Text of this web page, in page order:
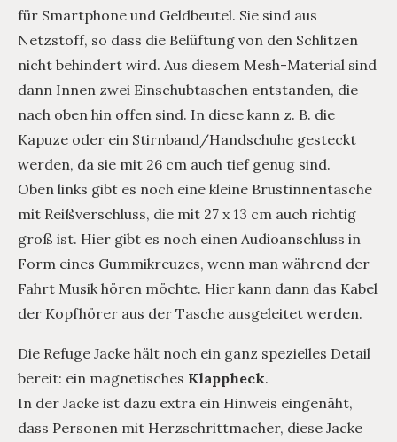
für Smartphone und Geldbeutel. Sie sind aus
Netzstoff, so dass die Belüftung von den Schlitzen
nicht behindert wird. Aus diesem Mesh-Material sind
dann Innen zwei Einschubtaschen entstanden, die
nach oben hin offen sind. In diese kann z. B. die
Kapuze oder ein Stirnband/Handschuhe gesteckt
werden, da sie mit 26 cm auch tief genug sind.
Oben links gibt es noch eine kleine Brustinnentasche
mit Reißverschluss, die mit 27 x 13 cm auch richtig
groß ist. Hier gibt es noch einen Audioanschluss in
Form eines Gummikreuzes, wenn man während der
Fahrt Musik hören möchte. Hier kann dann das Kabel
der Kopfhörer aus der Tasche ausgeleitet werden.
Die Refuge Jacke hält noch ein ganz spezielles Detail
bereit: ein magnetisches Klappheck.
In der Jacke ist dazu extra ein Hinweis eingenäht,
dass Personen mit Herzschrittmacher, diese Jacke